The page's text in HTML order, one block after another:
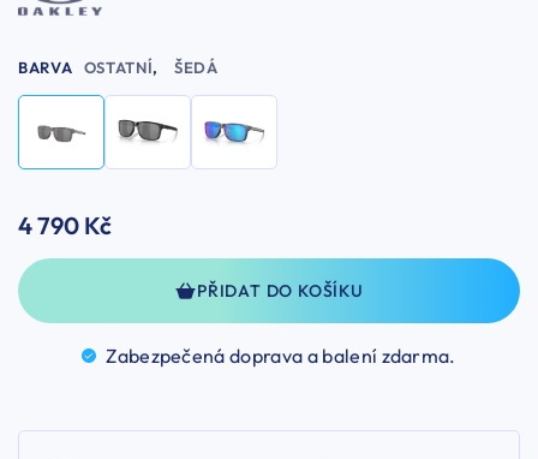
BARVA OSTATNÍ, ŠEDÁ
4 790 Kč
PŘIDAT DO KOŠÍKU
Zabezpečená doprava a balení zdarma.